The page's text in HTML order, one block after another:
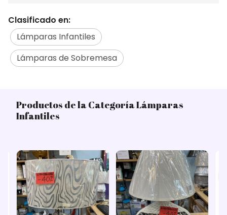
Clasificado en:
Lámparas Infantiles
Lámparas de Sobremesa
Productos de la Categoría Lámparas
Infantiles